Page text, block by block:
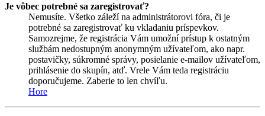
Je vôbec potrebné sa zaregistrovať?
Nemusíte. Všetko záleží na administrátorovi fóra, či je
potrebné sa zaregistrovať ku vkladaniu príspevkov.
Samozrejme, že registrácia Vám umožní prístup k ostatným
službám nedostupným anonymným užívateľom, ako napr.
postavičky, súkromné správy, posielanie e-mailov užívateľom,
prihlásenie do skupín, atď. Vrele Vám teda registráciu
doporučujeme. Zaberie to len chvíľu.
Hore